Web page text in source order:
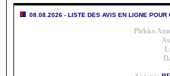
08.08.2026 - LISTE DES AVIS EN LIGNE POUR
Pirkko